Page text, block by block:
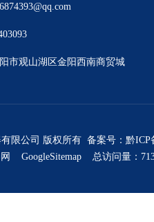
市观山湖区金阳西南商贸城
限公司 版权所有 备案号： 黔ICP
GoogleSitemap 总访问量：